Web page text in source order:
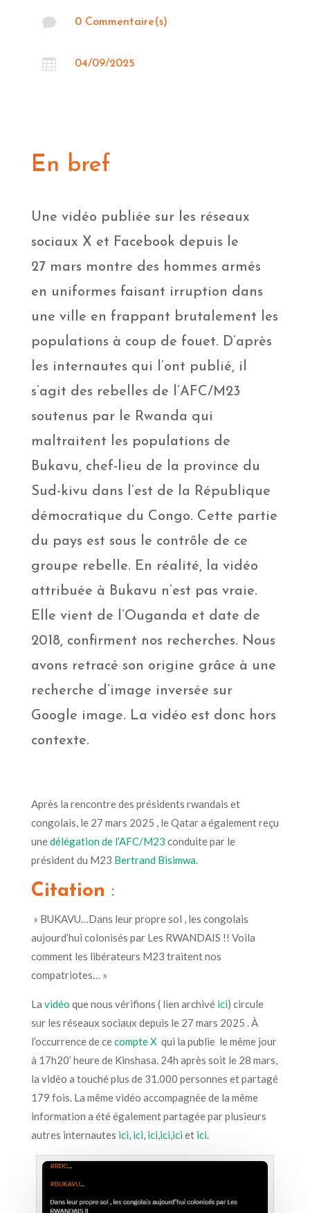
 0 Commentaire(s)
 04/09/2025
En bref
Une vidéo publiée sur les réseaux
sociaux X et Facebook depuis le
27 mars montre des hommes armés
en uniformes faisant irruption dans
une ville en frappant brutalement les
populations à coup de fouet. D’après
les internautes qui l’ont publié, il
s’agit des rebelles de l’AFC/M23
soutenus par le Rwanda qui
maltraitent les populations de
Bukavu, chef-lieu de la province du
Sud-kivu dans l’est de la République
démocratique du Congo. Cette partie
du pays est sous le contrôle de ce
groupe rebelle. En réalité, la vidéo
attribuée à Bukavu n’est pas vraie.
Elle vient de l’Ouganda et date de
2018, confirment nos recherches. Nous
avons retracé son origine grâce à une
recherche d’image inversée sur
Google image. La vidéo est donc hors
contexte.
Après la rencontre des présidents rwandais et
congolais, le 27 mars 2025 , le Qatar a également reçu
unedélégation de l’AFC/M23 conduite par le
président du M23 Bertrand Bisimwa.
Citation :
» BUKAVU…Dans leur propre sol , les congolais
aujourd’hui colonisés par Les RWANDAIS !! Voila
comment les libérateurs M23 traitent nos
compatriotes… »
La vidéo que nous vérifions ( lien archivé ici) circule
sur les réseaux sociaux depuis le 27 mars 2025 . À
l’occurrence de cecompte X qui la publie le même jour
à 17h20’ heure de Kinshasa. 24h après soit le 28 mars,
la vidéo a touché plus de 31.000 personnes et partagé
179 fois. La même vidéo accompagnée de la même
information a été également partagée par plusieurs
autres internautes ici, ici, ici,ici,iciet ici.